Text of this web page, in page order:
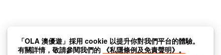
「OLA 澳優遊」採用 cookie 以提升你對我們平台的體驗。
有關詳情，敬請參閱我們的 《私隱條例及免責聲明》。